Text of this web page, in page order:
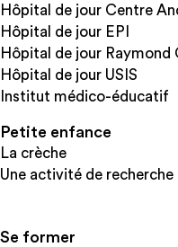
Hôpital de jour Centre
Hôpital de jour EPI
Hôpital de jour Raymond
Hôpital de jour USIS
Institut médico-éducatif
Petite enfance
La crèche
Une activité de recherche
Se former